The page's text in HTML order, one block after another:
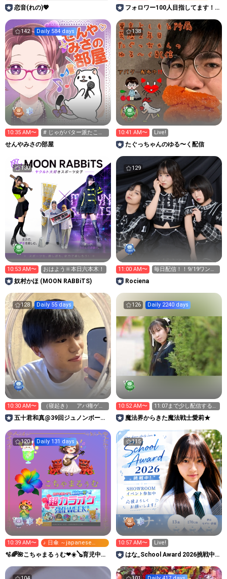
ざいました(இдஇ`｡)
恋音(れの)💖
フォロワー100人目指してます！
142 Daily 584 days
10:35 AM〜
# じゃがバター派たこ焼
き派
せんやみさの部屋
138
10:41 AM〜 Live!
たぐっちゃんのゆる〜く配信
130
10:53 AM〜 おはよう🔆本日六本木！
奴村かほ (MOON RABBiTS)
129
11:00 AM〜
毎日配信！！9/19ワンマ
Rociena
128 Daily 55 days
10:30 AM〜
（寝起き） アバ権ゲッ
トしましょ
五十君和真@39回ジュノンボーイ
126 Daily 2240 days
10:52 AM〜
11:07まで少し配信するに
ゃー
魔法界からきた魔法戦士愛莉★
120 Daily 131 days
10:39 AM〜
♪ 日傘 ～japanese
beauty～
🫧🌈🌺こちゃまるぅむ❤☀️🪕育児中️🪄
115
10:57 AM〜 Live!
はな_School Award 2026挑戦中